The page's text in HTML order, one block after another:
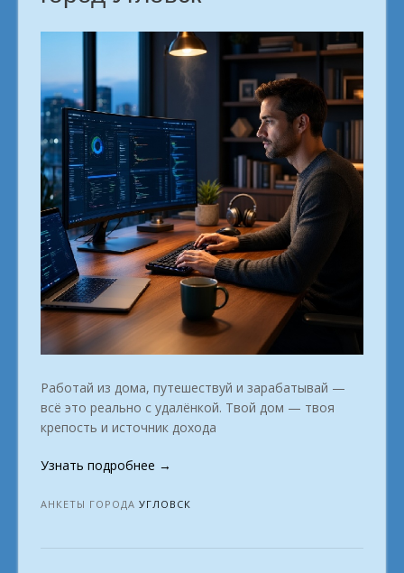
Работай из дома, путешествуй и зарабатывай —
всё это реально с удалёнкой. Твой дом — твоя
крепость и источник дохода
Узнать подробнее «Удалёнка:
путь
→
АНКЕТЫ ГОРОДА УГЛОВСК